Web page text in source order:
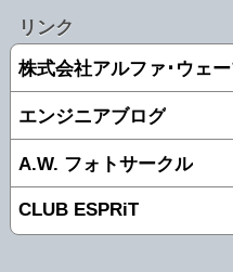
リンク
株式会社アルファ･ウェ
エンジニアブログ
A.W. フォトサークル
CLUB ESPRiT